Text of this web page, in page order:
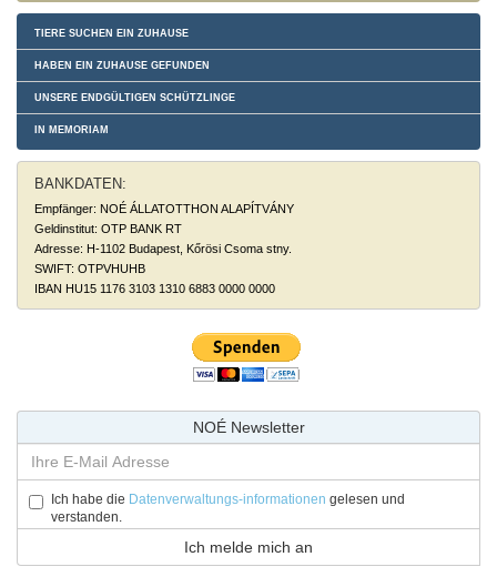
TIERE SUCHEN EIN ZUHAUSE
HABEN EIN ZUHAUSE GEFUNDEN
UNSERE ENDGÜLTIGEN SCHÜTZLINGE
IN MEMORIAM
BANKDATEN:
Empfänger: NOÉ ÁLLATOTTHON ALAPÍTVÁNY
Geldinstitut: OTP BANK RT
Adresse: H-1102 Budapest, Kőrösi Csoma stny.
SWIFT: OTPVHUHB
IBAN HU15 1176 3103 1310 6883 0000 0000
NOÉ Newsletter
Ich habe die Datenverwaltungs-informationen gelesen und
verstanden.